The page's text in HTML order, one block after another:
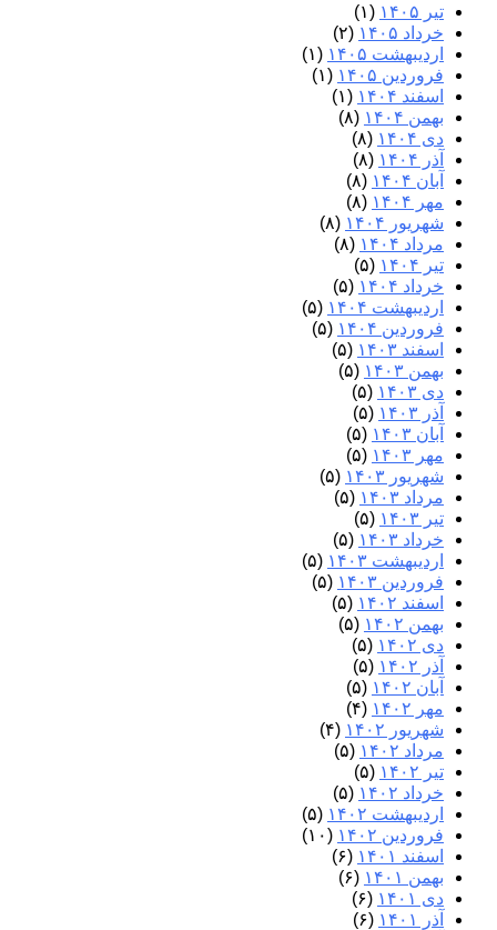
تیر ۱۴۰۵
(۱)
خرداد ۱۴۰۵
(۲)
اردیبهشت ۱۴۰۵
(۱)
فروردین ۱۴۰۵
(۱)
اسفند ۱۴۰۴
(۱)
بهمن ۱۴۰۴
(۸)
دی ۱۴۰۴
(۸)
آذر ۱۴۰۴
(۸)
آبان ۱۴۰۴
(۸)
مهر ۱۴۰۴
(۸)
شهریور ۱۴۰۴
(۸)
مرداد ۱۴۰۴
(۸)
تیر ۱۴۰۴
(۵)
خرداد ۱۴۰۴
(۵)
اردیبهشت ۱۴۰۴
(۵)
فروردین ۱۴۰۴
(۵)
اسفند ۱۴۰۳
(۵)
بهمن ۱۴۰۳
(۵)
دی ۱۴۰۳
(۵)
آذر ۱۴۰۳
(۵)
آبان ۱۴۰۳
(۵)
مهر ۱۴۰۳
(۵)
شهریور ۱۴۰۳
(۵)
مرداد ۱۴۰۳
(۵)
تیر ۱۴۰۳
(۵)
خرداد ۱۴۰۳
(۵)
اردیبهشت ۱۴۰۳
(۵)
فروردین ۱۴۰۳
(۵)
اسفند ۱۴۰۲
(۵)
بهمن ۱۴۰۲
(۵)
دی ۱۴۰۲
(۵)
آذر ۱۴۰۲
(۵)
آبان ۱۴۰۲
(۵)
مهر ۱۴۰۲
(۴)
شهریور ۱۴۰۲
(۴)
مرداد ۱۴۰۲
(۵)
تیر ۱۴۰۲
(۵)
خرداد ۱۴۰۲
(۵)
اردیبهشت ۱۴۰۲
(۵)
فروردین ۱۴۰۲
(۱۰)
اسفند ۱۴۰۱
(۶)
بهمن ۱۴۰۱
(۶)
دی ۱۴۰۱
(۶)
آذر ۱۴۰۱
(۶)